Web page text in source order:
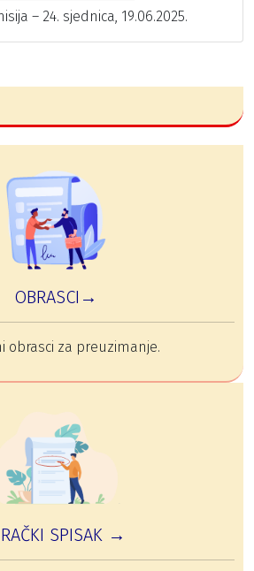
– 24. sjednica, 19.06.2025.
OBRASCI→
obrasci za preuzimanje.
SPISAK →